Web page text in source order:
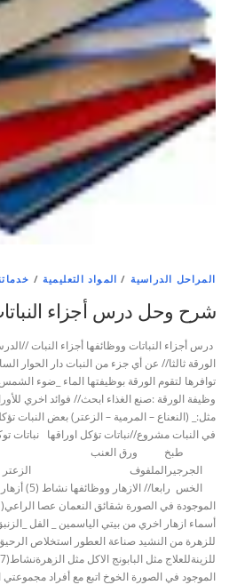
المراحل الدراسية / المواد التعليمية /
شرح وحل درس أجزاء
الورقة ثالثا// عن أي جزء من النبات دار الحوار
توافرها لتقوم الورقة بوظيفتها الماء _ضوء
وظيفة الورقة :صنع الغذاء ابحث// فوائد اخري
مثل:_ (النعناع – المرمية – الزعتر) بعض النبات
في النبات مشروع//نباتات تؤكل اوراقها
طبخ ورق العنب
الجرجيرالملفوف
الموجود في الصورة الخوخ اتبع مع أفراد